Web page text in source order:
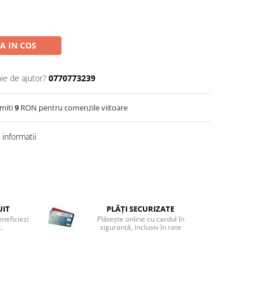
IN COS
de ajutor? 0770773239
9 RON pentru comenzile viitoare
informatii
PLĂȚI SECURIZATE
Plătește online cu cardul în
siguranță, inclusiv în rate